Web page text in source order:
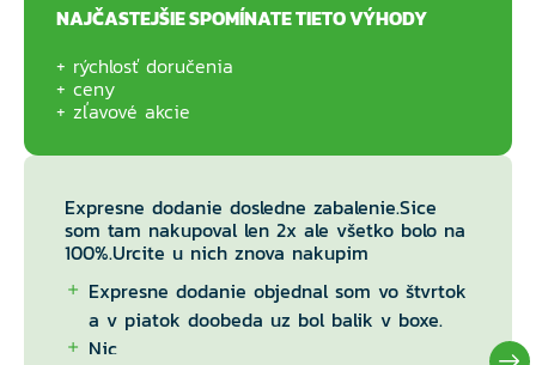
NAJČASTEJŠIE SPOMÍNATE TIETO VÝHODY
rýchlosť doručenia
ceny
zľavové akcie
Expresne dodanie dosledne zabalenie.Sice
som tam nakupoval len 2x ale všetko bolo na
100%.Urcite u nich znova nakupim
Expresne dodanie objednal som vo štvrtok
a v piatok doobeda uz bol balik v boxe.
Nic